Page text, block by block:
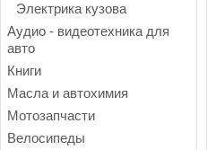
Электрика кузова
Аудио - видеотехника для
авто
Книги
Масла и автохимия
Мотозапчасти
Велосипеды